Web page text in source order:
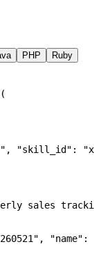
PHP Ruby
, "skill_id" :
sales
, "name" :